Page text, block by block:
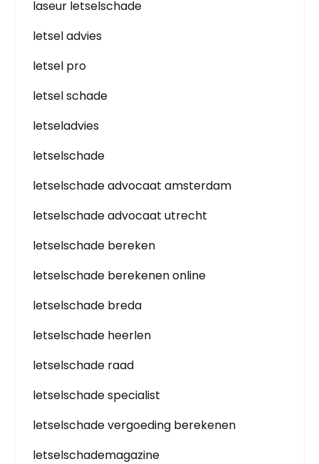
laseur letselschade
letsel advies
letsel pro
letsel schade
letseladvies
letselschade
letselschade advocaat amsterdam
letselschade advocaat utrecht
letselschade bereken
letselschade berekenen online
letselschade breda
letselschade heerlen
letselschade raad
letselschade specialist
letselschade vergoeding berekenen
letselschademagazine